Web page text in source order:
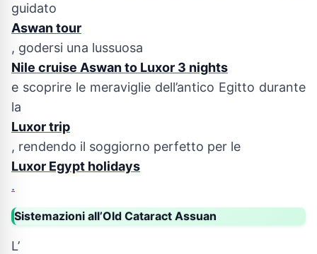
guidato
Aswan tour
, godersi una lussuosa
Nile cruise Aswan to Luxor 3 nights
e scoprire le meraviglie dell’antico Egitto durante
la
Luxor trip
, rendendo il soggiorno perfetto per le
Luxor Egypt holidays
.
Sistemazioni all’Old Cataract Assuan
L’